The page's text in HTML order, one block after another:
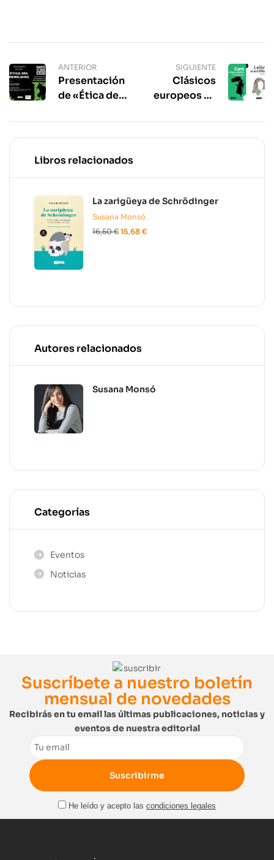
ANTERIOR
Presentación
de «Ética del
Granada
SIGUIENTE
Clásicos
europeos en
Goethe de
Madrid
Libros relacionados
La zarigüeya de Schrödinger
Susana Monsó
16,50€ 15,68 €
Autores relacionados
Susana Monsó
Categorías
Eventos
Noticias
Suscríbete a nuestro boletín
mensual de novedades
Recibirás en tu email las últimas publicaciones, noticias y
eventos de nuestra editorial
Email
He leído y acepto las condiciones legales